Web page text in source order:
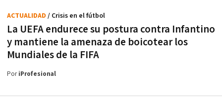
La UEFA endurece su postura contra Infantino
y mantiene la amenaza de boicotear los
Mundiales de la FIFA
ACTUALIDAD / Crisis en el fútbol
PoriProfesional